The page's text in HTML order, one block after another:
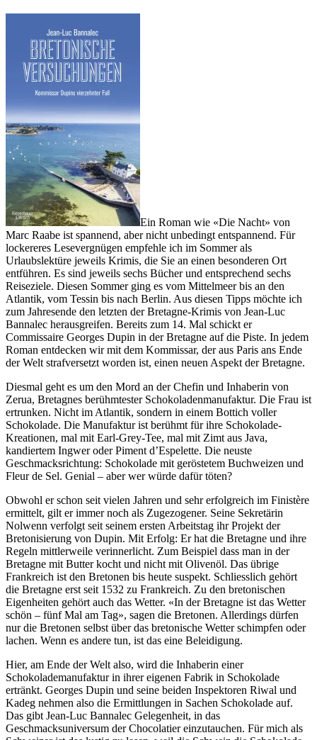
Ein Roman wie «Die Nacht» von
Marc Raabe ist spannend, aber nicht unbedingt entspannend. Für
lockereres Lesevergnügen empfehle ich im Sommer als
Urlaubslektüre jeweils Krimis, die Sie an einen besonderen Ort
entführen. Es sind jeweils sechs Bücher und entsprechend sechs
Reiseziele. Diesen Sommer ging es vom Mittelmeer bis an den
Atlantik, vom Tessin bis nach Berlin. Aus diesen Tipps möchte ich
zum Jahresende den letzten der Bretagne-Krimis von Jean-Luc
Bannalec herausgreifen. Bereits zum 14. Mal schickt er
Commissaire Georges Dupin in der Bretagne auf die Piste. In jedem
Roman entdecken wir mit dem Kommissar, der aus Paris ans Ende
der Welt strafversetzt worden ist, einen neuen Aspekt der Bretagne.
Diesmal geht es um den Mord an der Chefin und Inhaberin von
Zerua, Bretagnes berühmtester Schokoladenmanufaktur. Die Frau ist
ertrunken. Nicht im Atlantik, sondern in einem Bottich voller
Schokolade. Die Manufaktur ist berühmt für ihre Schokolade-
Kreationen, mal mit Earl-Grey-Tee, mal mit Zimt aus Java,
kandiertem Ingwer oder Piment d’Espelette. Die neuste
Geschmacksrichtung: Schokolade mit geröstetem Buchweizen und
Fleur de Sel. Genial – aber wer würde dafür töten?
Obwohl er schon seit vielen Jahren und sehr erfolgreich im Finistère
ermittelt, gilt er immer noch als Zugezogener. Seine Sekretärin
Nolwenn verfolgt seit seinem ersten Arbeitstag ihr Projekt der
Bretonisierung von Dupin. Mit Erfolg: Er hat die Bretagne und ihre
Regeln mittlerweile verinnerlicht. Zum Beispiel dass man in der
Bretagne mit Butter kocht und nicht mit Olivenöl. Das übrige
Frankreich ist den Bretonen bis heute suspekt. Schliesslich gehört
die Bretagne erst seit 1532 zu Frankreich. Zu den bretonischen
Eigenheiten gehört auch das Wetter. «In der Bretagne ist das Wetter
schön – fünf Mal am Tag», sagen die Bretonen. Allerdings dürfen
nur die Bretonen selbst über das bretonische Wetter schimpfen oder
lachen. Wenn es andere tun, ist das eine Beleidigung.
Hier, am Ende der Welt also, wird die Inhaberin einer
Schokolademanufaktur in ihrer eigenen Fabrik in Schokolade
ertränkt. Georges Dupin und seine beiden Inspektoren Riwal und
Kadeg nehmen also die Ermittlungen in Sachen Schokolade auf.
Das gibt Jean-Luc Bannalec Gelegenheit, in das
Geschmacksuniversum der Chocolatier einzutauchen. Für mich als